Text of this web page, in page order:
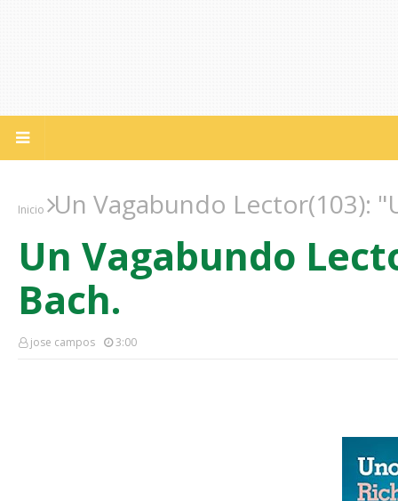
Inicio Un Vagabundo Lector(103):
Un Vagabundo
Bach.
jose campos 3:00